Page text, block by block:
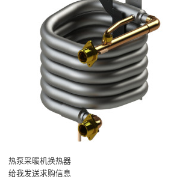
热泵采暖机换热器
给我发送求购信息